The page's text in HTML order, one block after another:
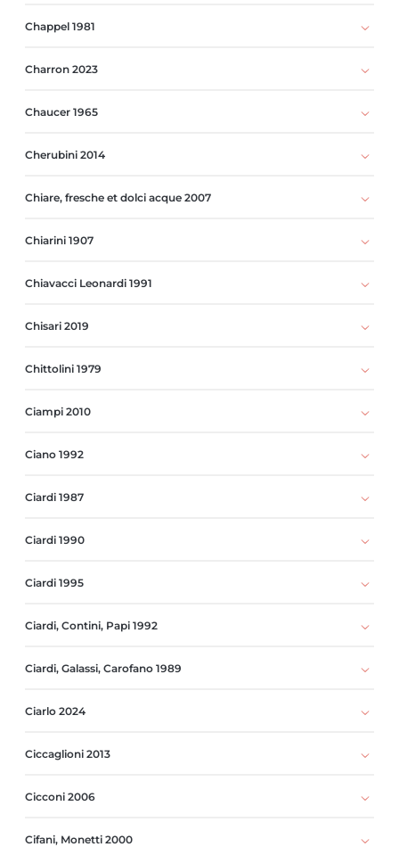
Chappel 1981
Charron 2023
Chaucer 1965
Cherubini 2014
Chiare, fresche et dolci acque 2007
Chiarini 1907
Chiavacci Leonardi 1991
Chisari 2019
Chittolini 1979
Ciampi 2010
Ciano 1992
Ciardi 1987
Ciardi 1990
Ciardi 1995
Ciardi, Contini, Papi 1992
Ciardi, Galassi, Carofano 1989
Ciarlo 2024
Ciccaglioni 2013
Cicconi 2006
Cifani, Monetti 2000